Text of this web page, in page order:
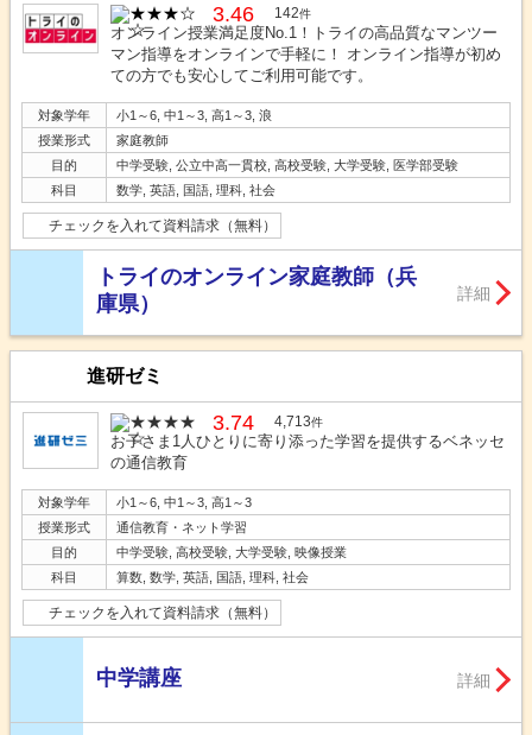
3.46 142件
オンライン授業満足度No.1！トライの高品質なマンツー
マン指導をオンラインで手軽に！ オンライン指導が初め
ての方でも安心してご利用可能です。
対象学年
小1～6, 中1～3, 高1～3, 浪
授業形式
家庭教師
目的
中学受験, 公立中高一貫校, 高校受験, 大学受験, 医学部受験
科目
数学, 英語, 国語, 理科, 社会
チェックを入れて資料請求（無料）
トライのオンライン家庭教師（兵
庫県）
詳細
進研ゼミ
3.74 4,713件
お子さま1人ひとりに寄り添った学習を提供するベネッセ
の通信教育
対象学年
小1～6, 中1～3, 高1～3
授業形式
通信教育・ネット学習
目的
中学受験, 高校受験, 大学受験, 映像授業
科目
算数, 数学, 英語, 国語, 理科, 社会
チェックを入れて資料請求（無料）
中学講座 詳細